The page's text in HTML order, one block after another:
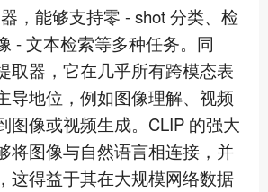
，能够支持零 - shot 分类、检
- 文本检索等多种任务。同
取器，它在几乎所有跨模态表
导地位，例如图像理解、视频
图像或视频生成。CLIP 的强大
将图像与自然语言相连接，并
这得益于其在大规模网络数据